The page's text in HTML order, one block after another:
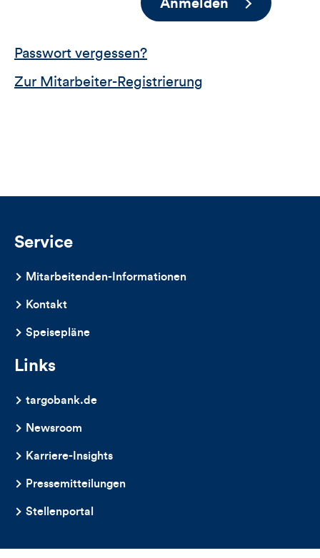
Anmelden
Passwort vergessen?
Zur Mitarbeiter-Registrierung
Service
Mitarbeitenden-Informationen
Kontakt
Speisepläne
Links
targobank.de
Newsroom
Karriere-Insights
Pressemitteilungen
Stellenportal